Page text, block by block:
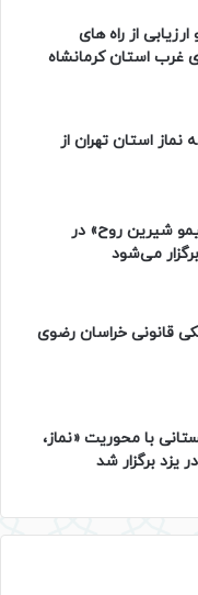
از راه های
غرب استان کرمانشاه
نماز استان تهران از
شیرین روح» در
می‌شود
قانونی خراسان رضوی
با محوریت «نماز،
یزد برگزار شد